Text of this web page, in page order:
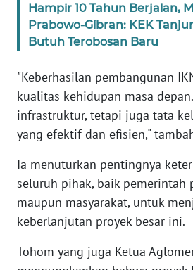
Hampir 10 Tahun Berjalan,
Prabowo-Gibran: KEK
Butuh Terobosan Baru
"Keberhasilan pembangunan
kualitas kehidupan masa
infrastruktur, tetapi juga tata
yang efektif dan efisien,"
Ia menuturkan pentingnya
seluruh pihak, baik pemerintah
maupun masyarakat, untuk
keberlanjutan proyek besar ini.
Tohom yang juga Ketua
SERAMBI
WN
WN
SULTRA
NTB
WN
SULTENG
WN
SULBAR